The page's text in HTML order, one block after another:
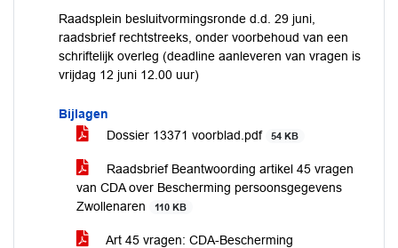
Raadsplein besluitvormingsronde d.d. 29 juni,
raadsbrief rechtstreeks, onder voorbehoud van een
schriftelijk overleg (deadline aanleveren van vragen is
vrijdag 12 juni 12.00 uur)
Bijlagen
Dossier 13371 voorblad.pdf
54 KB
Raadsbrief Beantwoording artikel 45 vragen
van CDA over Bescherming persoonsgegevens
Zwollenaren
110 KB
Art 45 vragen: CDA-Bescherming